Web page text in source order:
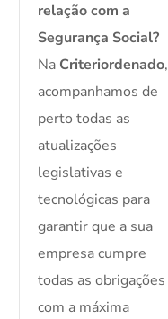
relação com a
Segurança Social?
Na Criteriordenado,
acompanhamos de
perto todas as
atualizações
legislativas e
tecnológicas para
garantir que a sua
empresa cumpre
todas as obrigações
com a máxima